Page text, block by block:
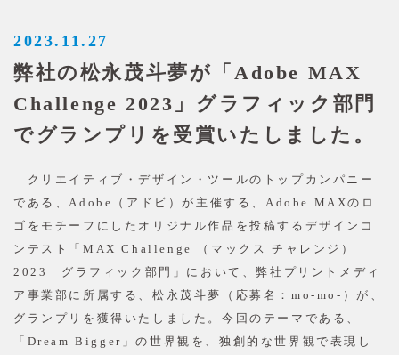
2023.11.27
弊社の松永茂斗夢が「Adobe MAX
Challenge 2023」グラフィック部門
でグランプリを受賞いたしました。
クリエイティブ・デザイン・ツールのトップカンパニー
である、Adobe（アドビ）が主催する、Adobe MAXのロ
ゴをモチーフにしたオリジナル作品を投稿するデザインコ
ンテスト「MAX Challenge （マックス チャレンジ）
2023 グラフィック部門」において、弊社プリントメディ
ア事業部に所属する、松永茂斗夢（応募名：mo-mo-）が、
グランプリを獲得いたしました。今回のテーマである、
「Dream Bigger」の世界観を、独創的な世界観で表現し